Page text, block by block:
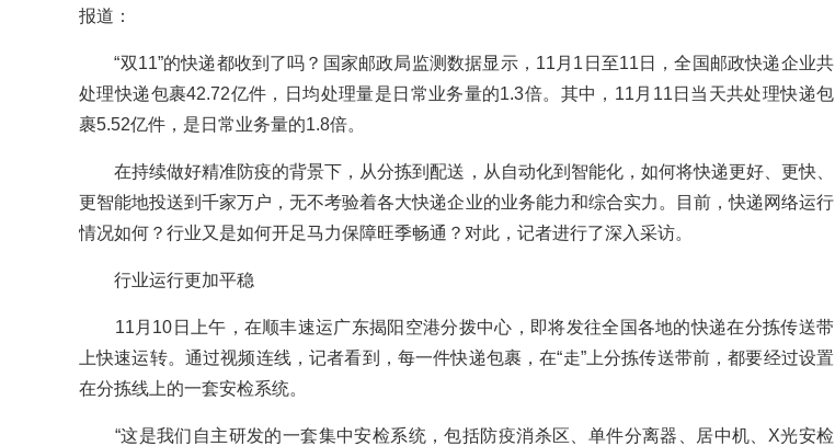
报道：
“双11”的快递都收到了吗？国家邮政局监测数据显示，11月1日至11日，全国邮政快递企业共
处理快递包裹42.72亿件，日均处理量是日常业务量的1.3倍。其中，11月11日当天共处理快递包
裹5.52亿件，是日常业务量的1.8倍。
在持续做好精准防疫的背景下，从分拣到配送，从自动化到智能化，如何将快递更好、更快、
更智能地投送到千家万户，无不考验着各大快递企业的业务能力和综合实力。目前，快递网络运行
情况如何？行业又是如何开足马力保障旺季畅通？对此，记者进行了深入采访。
行业运行更加平稳
11月10日上午，在顺丰速运广东揭阳空港分拨中心，即将发往全国各地的快递在分拣传送带
上快速运转。通过视频连线，记者看到，每一件快递包裹，在“走”上分拣传送带前，都要经过设置
在分拣线上的一套安检系统。
“这是我们自主研发的一套集中安检系统，包括防疫消杀区、单件分离器、居中机、X光安检